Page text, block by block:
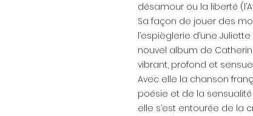
désamour ou la liberté
Sa façon de jouer des
l’espièglerie d’une
nouvel album de
vibrant, profond et
Avec elle la chanson
poésie et de la
elle s’est entourée de la